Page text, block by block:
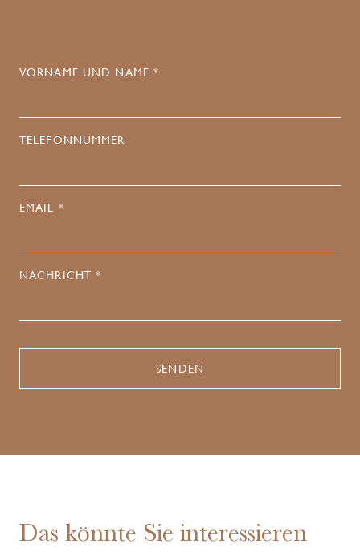
VORNAME UND NAME *
TELEFONNUMMER
EMAIL *
NACHRICHT *
Das könnte Sie interessieren